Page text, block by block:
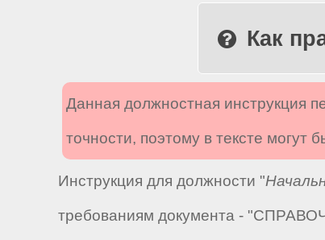
Как
Данная должностная инструкция
точности, поэтому в тексте могут
Инструкция для должности "
требованиям документа -